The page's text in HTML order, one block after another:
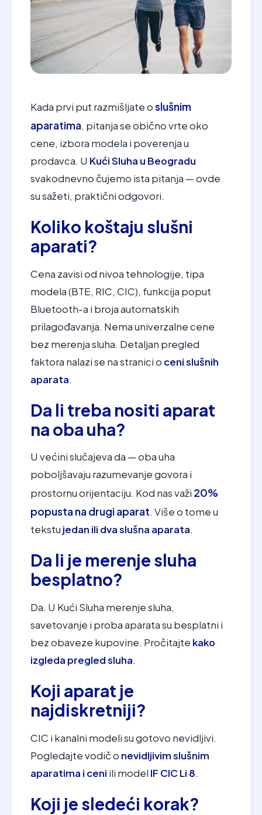
Kada prvi put razmišljate oslušnim
aparatima, pitanja se obično vrte oko
cene, izbora modela i poverenja u
prodavca. U Kući Sluha u Beogradu
svakodnevno čujemo ista pitanja — ovde
su sažeti, praktični odgovori.
Koliko koštaju slušni
aparati?
Cena zavisi od nivoa tehnologije, tipa
modela (BTE, RIC, CIC), funkcija poput
Bluetooth-a i broja automatskih
prilagođavanja. Nema univerzalne cene
bez merenja sluha. Detaljan pregled
faktora nalazi se na stranici o ceni slušnih
aparata.
Da li treba nositi aparat
na oba uha?
U većini slučajeva da — oba uha
poboljšavaju razumevanje govora i
prostornu orijentaciju. Kod nas važi 20%
popusta na drugi aparat. Više o tome u
tekstu jedan ili dva slušna aparata.
Da li je merenje sluha
besplatno?
Da. U Kući Sluha merenje sluha,
savetovanje i proba aparata su besplatni i
bez obaveze kupovine. Pročitajte kako
izgleda pregled sluha.
Koji aparat je
najdiskretniji?
CIC i kanalni modeli su gotovo nevidljivi.
Pogledajte vodič o nevidljivim slušnim
aparatima i ceni ili model IF CIC Li 8.
Koji je sledeći korak?